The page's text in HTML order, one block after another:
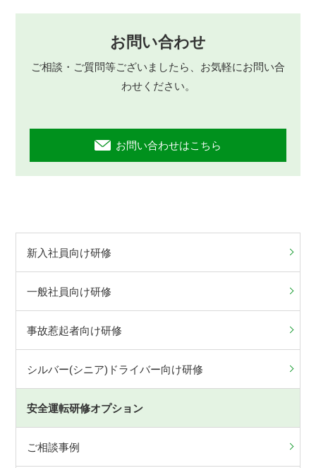
お問い合わせ
ご相談・ご質問等ございましたら、お気軽にお問い合
わせください。
お問い合わせはこちら
新入社員向け研修
一般社員向け研修
事故惹起者向け研修
シルバー(シニア)ドライバー向け研修
安全運転研修オプション
ご相談事例